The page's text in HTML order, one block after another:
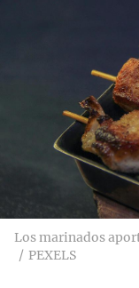
Los marinados
PEXELS